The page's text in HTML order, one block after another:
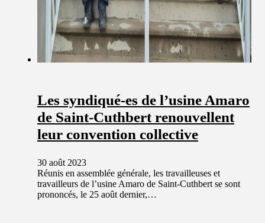
Les syndiqué-es de l’usine Amaro
de Saint-Cuthbert renouvellent
leur convention collective
30 août 2023
Réunis en assemblée générale, les travailleuses et
travailleurs de l’usine Amaro de Saint-Cuthbert se sont
prononcés, le 25 août dernier,…